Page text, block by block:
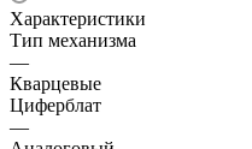
Характеристики
Тип механизма
—
Кварцевые
Циферблат
—